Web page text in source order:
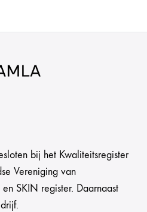
bij het Kwaliteitsregister
Vereniging van
SKIN register. Daarnaast